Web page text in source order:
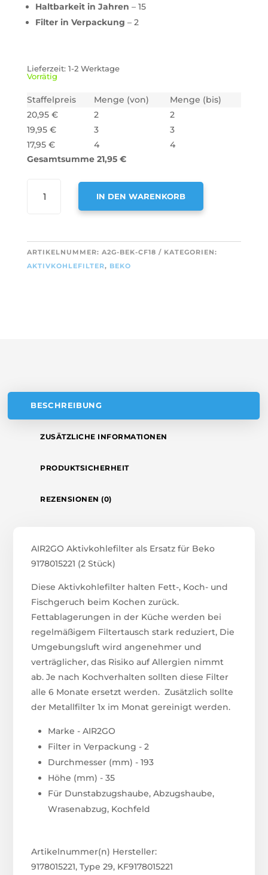
Haltbarkeit in Jahren – 15
Filter in Verpackung – 2
Lieferzeit: 1-2 Werktage
Vorrätig
Staffelpreis Menge (von)
Menge (bis)
20,95 € 2
2
19,95 € 3
3
17,95 € 4
4
Gesamtsumme 21,95 €
AKTIVKOHLEFILTER
FÜR
BEKO
9178015221
IN DEN WARENKORB
T
E
ARTIKELNUMMER: A2G-BEK-CF18
KATEGORIEN:
AKTIVKOHLEFILTER, BEKO
BESCHREIBUNG
ZUSÄTZLICHE INFORMATIONEN
PRODUKTSICHERHEIT
REZENSIONEN (0)
AIR2GO Aktivkohlefilter als Ersatz für Beko
9178015221 (2 Stück)
Diese Aktivkohlefilter halten Fett-, Koch- und
Fischgeruch beim Kochen zurück.
Fettablagerungen in der Küche werden bei
regelmäßigem Filtertausch stark reduziert, Die
Umgebungsluft wird angenehmer und
verträglicher, das Risiko auf Allergien nimmt
ab. Je nach Kochverhalten sollten diese Filter
alle 6 Monate ersetzt werden. Zusätzlich sollte
der Metallfilter 1x im Monat gereinigt werden.
Marke - AIR2GO
Filter in Verpackung - 2
Durchmesser (mm) - 193
Höhe (mm) - 35
Für Dunstabzugshaube, Abzugshaube,
Wrasenabzug, Kochfeld
Artikelnummer(n) Hersteller:
9178015221, Type 29, KF9178015221